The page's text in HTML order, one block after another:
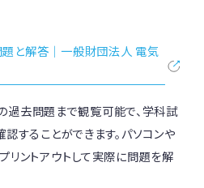
と解答｜一般財団法人 電気
去問題まで観覧可能で、学科試
することができます。パソコンや
リントアウトして実際に問題を解